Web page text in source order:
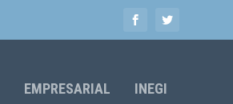
EMPRESARIAL INEGI